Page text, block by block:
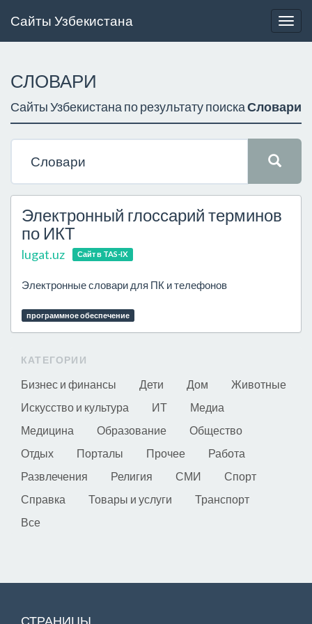
Сайты Узбекистана
СЛОВАРИ
Сайты Узбекистана по результату поискаСловари
Электронный глоссарий терминов
по ИКТ
lugat.uz Сайт в TAS-IX
Электронные словари для ПК и телефонов
программное обеспечение
КАТЕГОРИИ
Бизнес и финансы Дети Дом
Животные
Искусство и культура
ИТ
Медиа
Медицина
Образование
Общество
Отдых
Порталы Прочее
Работа
Развлечения
Религия СМИ
Спорт
Справка
Товары и услуги
Транспорт
Все
СТРАНИЦЫ